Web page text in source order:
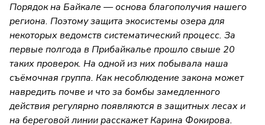
Порядок на Байкале — основа благополучия нашего
региона. Поэтому защита экосистемы озера для
некоторых ведомств систематический процесс. За
первые полгода в Прибайкалье прошло свыше 20
таких проверок. На одной из них побывала наша
съёмочная группа. Как несоблюдение закона может
навредить почве и что за бомбы замедленного
действия регулярно появляются в защитных лесах и
на береговой линии расскажет Карина Фокирова.